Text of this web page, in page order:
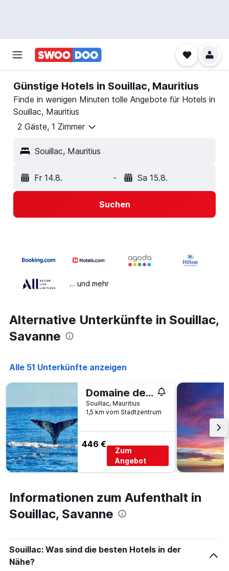
Günstige Hotels in Souillac, Mauritius
Finde in wenigen Minuten tolle Angebote für Hotels in
Souillac, Mauritius
2 Gäste, 1 Zimmer
Souillac, Mauritius
Fr 14.8. - Sa 15.8.
Suchen
… und mehr
Alternative Unterkünfte in Souillac,
Savanne
Alle 51 Unterkünfte anzeigen
Domaine de la Falaise private villa
Souillac, Mauritius
1,5 km vom Stadtzentrum
446 €
Zum
Angebot
Informationen zum Aufenthalt in
Souillac, Savanne
Souillac: Was sind die besten Hotels in der
Nähe?